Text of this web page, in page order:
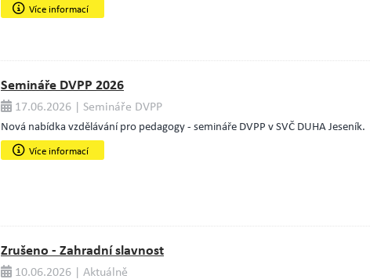
Více informací
Semináře DVPP 2026
17.06.2026 | Semináře DVPP
Nová nabídka vzdělávání pro pedagogy - semináře DVPP v SVČ DUHA Jeseník.
Více informací
Zrušeno - Zahradní slavnost
10.06.2026 | Aktuálně